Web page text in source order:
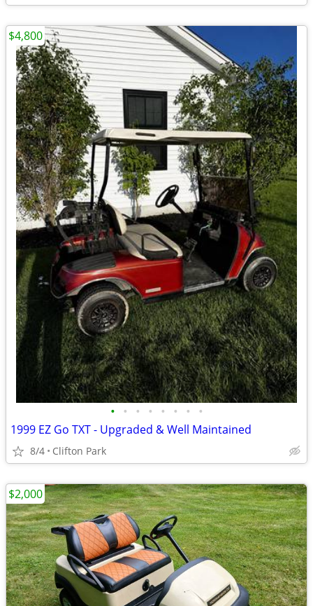
• • • • • • • •
1999 EZ Go TXT - Upgraded & Well Maintained
8/4 Clifton Park
$4,800
$2,000